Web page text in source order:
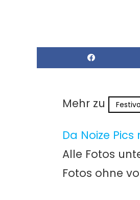
Mehr zu
Da Noize Pics
Alle Fotos
Fotos ohne